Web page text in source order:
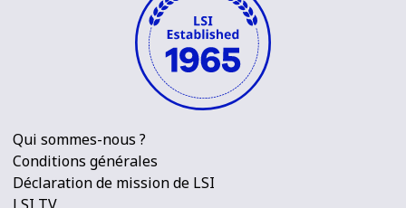
Qui sommes-nous ?
Conditions générales
Déclaration de mission de LSI